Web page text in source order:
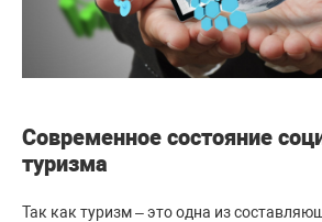
Современное состояние
туризма
Так как туризм – это одна из